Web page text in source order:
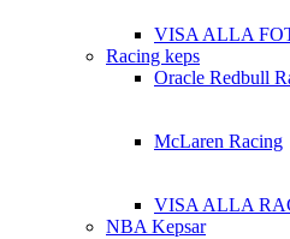
VISA ALLA
Racing keps
Oracle Redbull
McLaren Racing
VISA ALLA
NBA Kepsar